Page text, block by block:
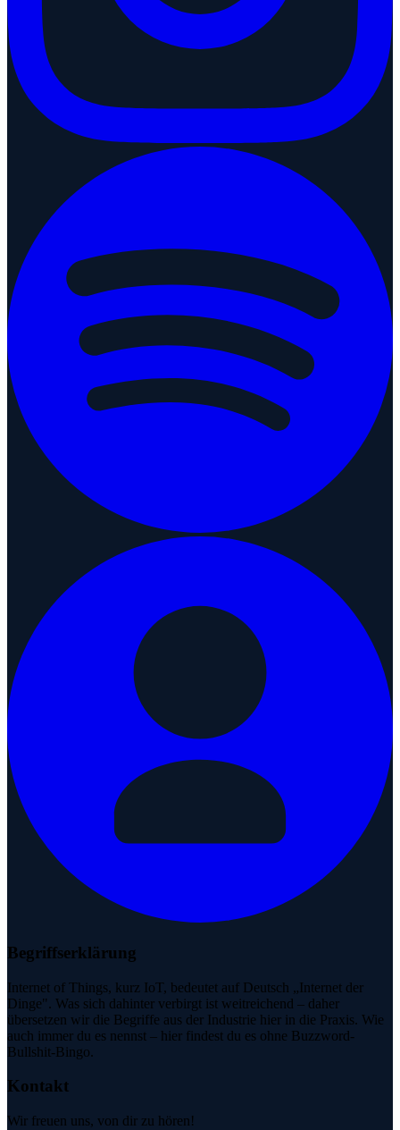
Begriffserklärung
Internet of Things, kurz IoT, bedeutet auf Deutsch „Internet der
Dinge". Was sich dahinter verbirgt ist weitreichend – daher
übersetzen wir die Begriffe aus der Industrie hier in die Praxis. Wie
auch immer du es nennst – hier findest du es ohne Buzzword-
Bullshit-Bingo.
Kontakt
Wir freuen uns, von dir zu hören!